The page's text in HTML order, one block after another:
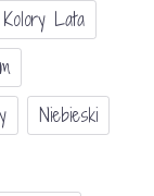
Kolory Lata
Niebieski